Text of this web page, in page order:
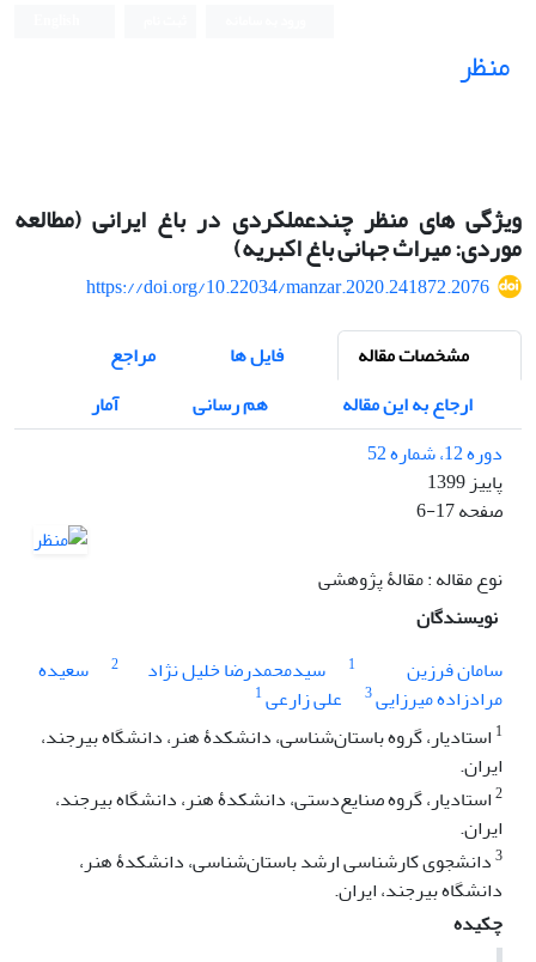
منظر
ویژگی های منظر چندعملکردی در باغ ایرانی (مطالعه
موردی: میراث جهانی باغ اکبریه)
https://doi.org/10.22034/manzar.2020.241872.2076
مشخصات مقاله
فایل ها
مراجع
ارجاع به این مقاله
هم رسانی
آمار
دوره 12، شماره 52
پاییز 1399
صفحه6-17
نوع مقاله : مقالۀ پژوهشی
نویسندگان
سامان فرزین
1 سیدمحمدرضا خلیل نژاد 2
سعیده
مرادزاده میرزایی3 علی زارعی1
1 استادیار، گروه باستان‌شناسی، دانشکدۀ هنر، دانشگاه بیرجند،
ایران.
2استادیار، گروه صنایع‌دستی، دانشکدۀ هنر، دانشگاه بیرجند،
ایران.
3دانشجوی کارشناسی ارشد باستان‌شناسی، دانشکدۀ هنر،
دانشگاه بیرجند، ایران.
چکیده